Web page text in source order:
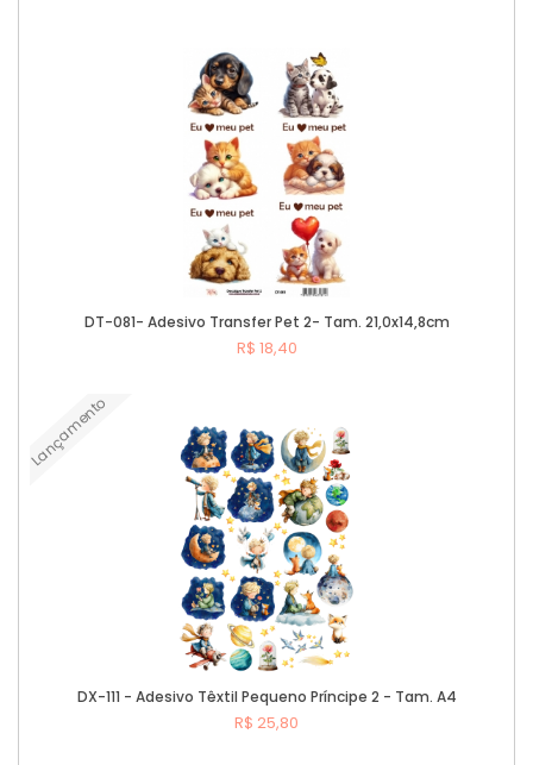
DT-081- Adesivo Transfer Pet 2- Tam. 21,0x14,8cm
R$ 18,40
Lançamento
DX-111 - Adesivo Têxtil Pequeno Príncipe 2 - Tam. A4
R$ 25,80